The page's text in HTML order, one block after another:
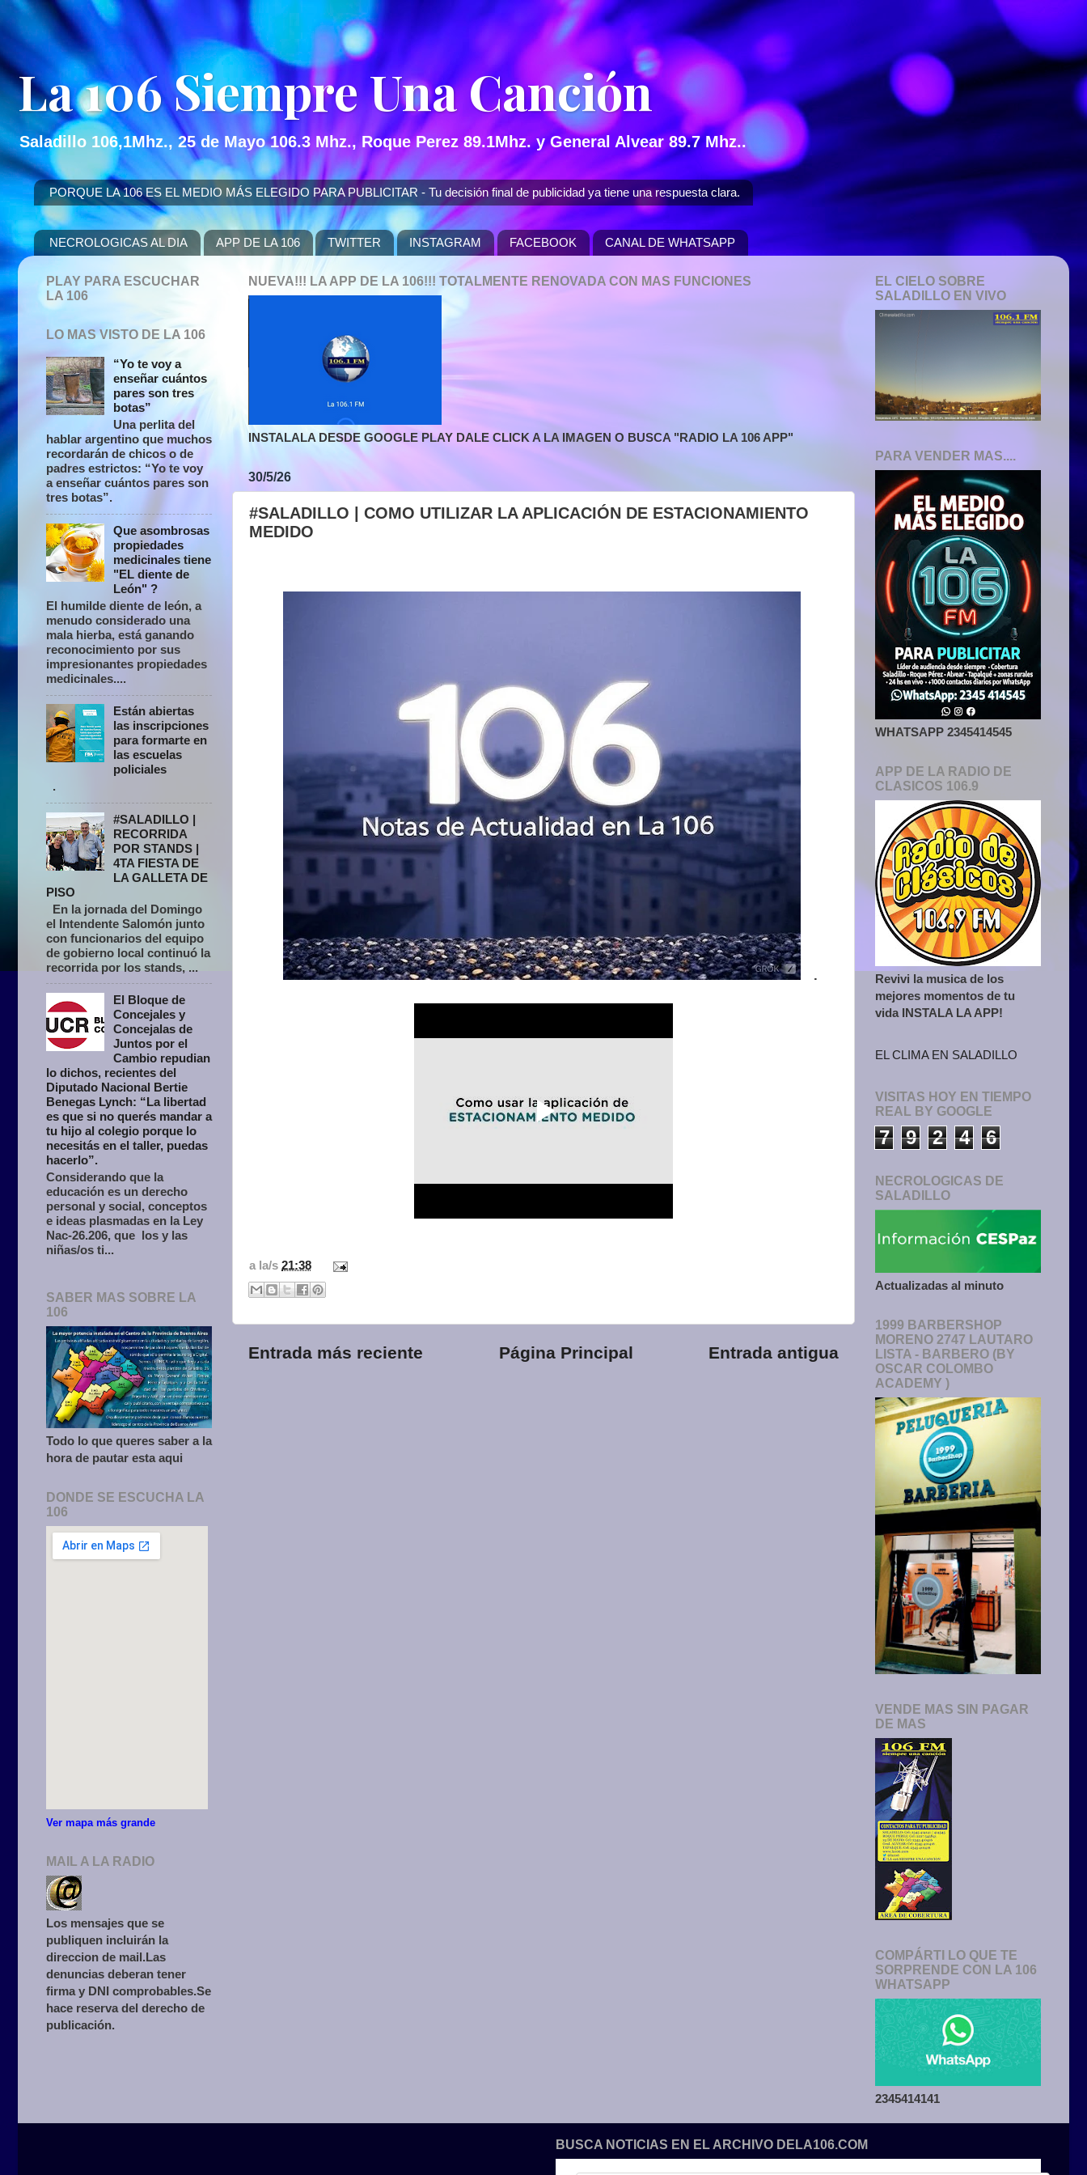
La 106 Siempre Una Canción
Saladillo 106,1Mhz., 25 de Mayo 106.3 Mhz., Roque Perez 89.1Mhz. y General Alvear 89.7 Mhz..
PORQUE LA 106 ES EL MEDIO MÁS ELEGIDO PARA PUBLICITAR - Tu decisión final de publicidad ya tiene una respuesta clara.
NECROLOGICAS AL DIA APP DE LA 106 TWITTER INSTAGRAM FACEBOOK CANAL DE WHATSAPP
NUEVA!!! LA APP DE LA 106!!! TOTALMENTE RENOVADA CON MAS FUNCIONES
INSTALALA DESDE GOOGLE PLAY DALE CLICK A LA IMAGEN O BUSCA "RADIO LA 106 APP"
30/5/26
#SALADILLO | COMO UTILIZAR LA APLICACIÓN DE ESTACIONAMIENTO
MEDIDO
.
a la/s 21:38
Entrada más reciente Entrada antigua
Página Principal
PLAY PARA ESCUCHAR
LA 106
LO MAS VISTO DE LA 106
“Yo te voy a
enseñar cuántos
pares son tres
botas”
Una perlita del
hablar argentino que muchos
recordarán de chicos o de
padres estrictos: “Yo te voy
a enseñar cuántos pares son
tres botas”.
Que asombrosas
propiedades
medicinales tiene
"EL diente de
León" ?
El humilde diente de león, a
menudo considerado una
mala hierba, está ganando
reconocimiento por sus
impresionantes propiedades
medicinales....
Están abiertas
las inscripciones
para formarte en
las escuelas
policiales
.
#SALADILLO |
RECORRIDA
POR STANDS |
4TA FIESTA DE
LA GALLETA DE
PISO
En la jornada del Domingo
el Intendente Salomón junto
con funcionarios del equipo
de gobierno local continuó la
recorrida por los stands, ...
El Bloque de
Concejales y
Concejalas de
Juntos por el
Cambio repudian
lo dichos, recientes del
Diputado Nacional Bertie
Benegas Lynch: “La libertad
es que si no querés mandar a
tu hijo al colegio porque lo
necesitás en el taller, puedas
hacerlo”.
Considerando que la
educación es un derecho
personal y social, conceptos
e ideas plasmadas en la Ley
Nac-26.206, que los y las
niñas/os ti...
SABER MAS SOBRE LA
106
Todo lo que queres saber a la
hora de pautar esta aqui
DONDE SE ESCUCHA LA
106
Ver mapa más grande
MAIL A LA RADIO
Los mensajes que se
publiquen incluirán la
direccion de mail.Las
denuncias deberan tener
firma y DNI comprobables.Se
hace reserva del derecho de
publicación.
EL CIELO SOBRE
SALADILLO EN VIVO
PARA VENDER MAS....
WHATSAPP 2345414545
APP DE LA RADIO DE
CLASICOS 106.9
Revivi la musica de los
mejores momentos de tu
vida INSTALA LA APP!
EL CLIMA EN SALADILLO
VISITAS HOY EN TIEMPO
REAL BY GOOGLE
7 9 2 4 6
NECROLOGICAS DE
SALADILLO
Actualizadas al minuto
1999 BARBERSHOP
MORENO 2747 LAUTARO
LISTA - BARBERO (BY
OSCAR COLOMBO
ACADEMY )
VENDE MAS SIN PAGAR
DE MAS
COMPÁRTI LO QUE TE
SORPRENDE CON LA 106
WHATSAPP
2345414141
BUSCA NOTICIAS EN EL ARCHIVO DELA106.COM